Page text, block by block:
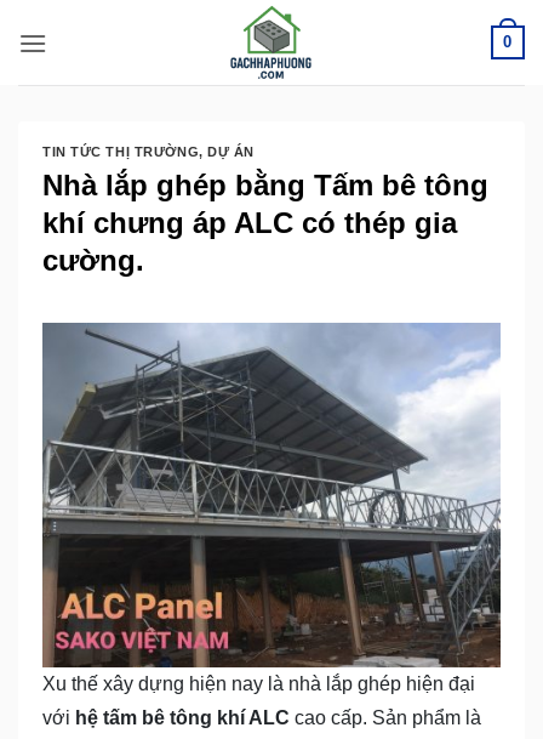
qua
nội
0
TIN TỨC THỊ TRƯỜNG,DỰ ÁN
Nhà lắp ghép bằng Tấm bê tông
khí chưng áp ALC có thép gia
cường.
Xu thế xây dựng hiện nay là nhà lắp ghép hiện đại
với hệ tấm bê tông khí ALC cao cấp. Sản phẩm là